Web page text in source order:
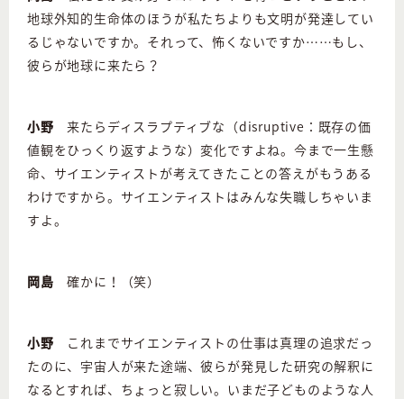
地球外知的生命体のほうが私たちよりも文明が発達してい
るじゃないですか。それって、怖くないですか……もし、
彼らが地球に来たら？
小野 来たらディスラプティブな（disruptive：既存の価
値観をひっくり返すような）変化ですよね。今まで一生懸
命、サイエンティストが考えてきたことの答えがもうある
わけですから。サイエンティストはみんな失職しちゃいま
すよ。
岡島 確かに！（笑）
小野 これまでサイエンティストの仕事は真理の追求だっ
たのに、宇宙人が来た途端、彼らが発見した研究の解釈に
なるとすれば、ちょっと寂しい。いまだ子どものような人